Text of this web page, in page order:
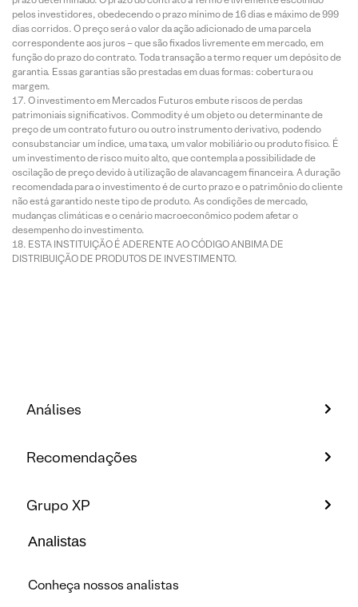
pelos investidores, obedecendo o prazo mínimo de 16 dias e máximo de 999
dias corridos. O preço será o valor da ação adicionado de uma parcela
correspondente aos juros – que são fixados livremente em mercado, em
função do prazo do contrato. Toda transação a termo requer um depósito de
garantia. Essas garantias são prestadas em duas formas: cobertura ou
margem.
O investimento em Mercados Futuros embute riscos de perdas
patrimoniais significativos. Commodity é um objeto ou determinante de
preço de um contrato futuro ou outro instrumento derivativo, podendo
consubstanciar um índice, uma taxa, um valor mobiliário ou produto físico. É
um investimento de risco muito alto, que contempla a possibilidade de
oscilação de preço devido à utilização de alavancagem financeira. A duração
recomendada para o investimento é de curto prazo e o patrimônio do cliente
não está garantido neste tipo de produto. As condições de mercado,
mudanças climáticas e o cenário macroeconômico podem afetar o
desempenho do investimento.
ESTA INSTITUIÇÃO É ADERENTE AO CÓDIGO ANBIMA DE
DISTRIBUIÇÃO DE PRODUTOS DE INVESTIMENTO.
Análises
Recomendações
Grupo XP
Analistas
Conheça nossos analistas